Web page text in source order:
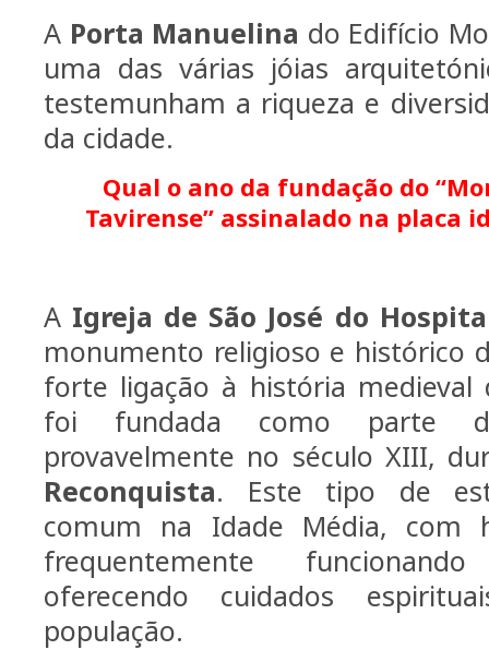
A Porta Manuelina do Edifício
uma das várias jóias
testemunham a riqueza e
da cidade.
Qual o ano da fundação do
Tavirense” assinalado na placa
A Igreja de São José do
monumento religioso e histórico
forte ligação à história medieval
foi fundada como parte
provavelmente no século XIII,
Reconquista. Este tipo de
comum na Idade Média, com
frequentemente
oferecendo cuidados
população.